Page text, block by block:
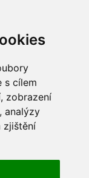
s cílem
zobrazení
analýzy
zjištění